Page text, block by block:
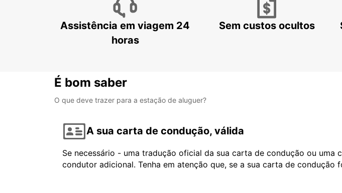
Assistência em viagem 24
horas
Sem custos ocultos
É bom saber
O que deve trazer para a estação de aluguer?
A sua carta de condução, válida
Se necessário - uma tradução oficial da sua carta de condução ou
condutor adicional. Tenha em atenção que, se a sua carta de